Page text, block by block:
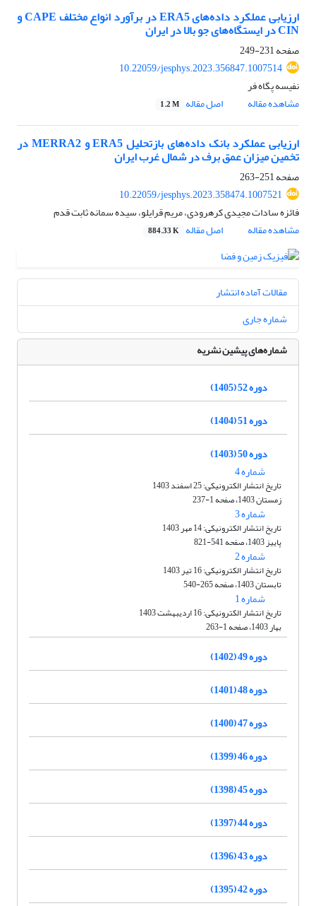
ارزیابی عملکرد داده‌های ERA5 در برآورد انواع مختلف CAPE و
CIN در ایستگاه‌های جو بالا در ایران
صفحه231-249
10.22059/jesphys.2023.356847.1007514
نفیسه پگاه فر
مشاهده مقاله
اصل مقاله 1.2 M
ارزیابی عملکرد بانک داده‌های بازتحلیل ERA5 و MERRA2 در
تخمین میزان عمق برف در شمال غرب ایران
صفحه251-263
10.22059/jesphys.2023.358474.1007521
فائزه سادات مجیدی کرهرودی، مریم قرایلو، سیده سمانه ثابت قدم
مشاهده مقاله
اصل مقاله 884.33 K
مقالات آماده انتشار
شماره جاری
شماره‌های پیشین نشریه
دوره 52 (1405)
دوره 51 (1404)
دوره 50 (1403)
شماره 4
تاریخ انتشار الکترونیکی: 25 اسفند 1403
زمستان 1403، صفحه 1-237
شماره 3
تاریخ انتشار الکترونیکی: 14 مهر 1403
پاییز 1403، صفحه 541-821
شماره 2
تاریخ انتشار الکترونیکی: 16 تیر 1403
تابستان 1403، صفحه 265-540
شماره 1
تاریخ انتشار الکترونیکی: 16 اردیبهشت 1403
بهار 1403، صفحه 1-263
دوره 49 (1402)
دوره 48 (1401)
دوره 47 (1400)
دوره 46 (1399)
دوره 45 (1398)
دوره 44 (1397)
دوره 43 (1396)
دوره 42 (1395)